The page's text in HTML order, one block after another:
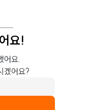
요!
어요.
겠어요?